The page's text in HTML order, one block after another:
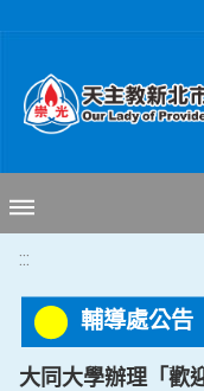
:::
輔導處公告
大同大學辦理「歡